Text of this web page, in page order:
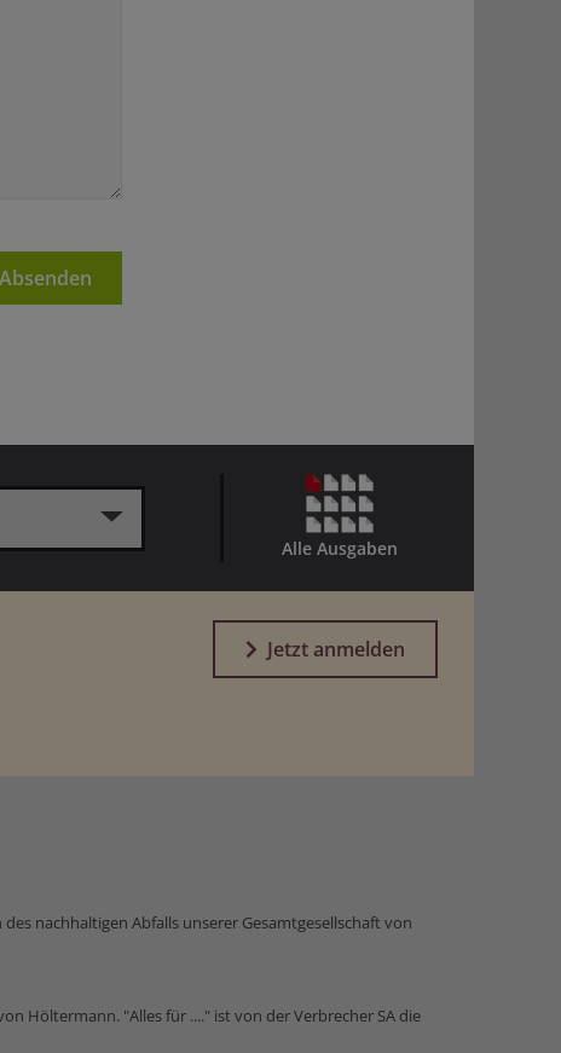
Absenden
Alle Ausgaben
Jetzt anmelden
nachhaltigen Abfalls unserer Gesamtgesellschaft von
Höltermann. "Alles für ...." ist von der Verbrecher SA die